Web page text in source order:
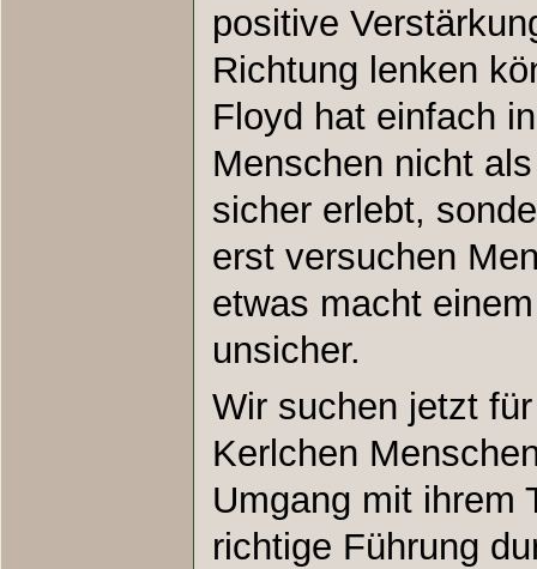
positive
Richtung lenken
Floyd hat einfach
Menschen nicht
sicher erlebt,
erst versuchen
etwas macht
unsicher.
Wir suchen jetzt
Kerlchen
Umgang mit ihrem
richtige Führung